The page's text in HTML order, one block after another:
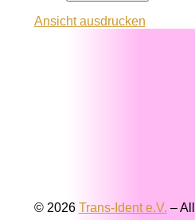
Ansichtausdrucken
© 2026 Trans-Ident e.V. –